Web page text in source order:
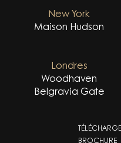
BROCHURE
New York
Maison Hudson
Londres
Woodhaven
Belgravia Gate